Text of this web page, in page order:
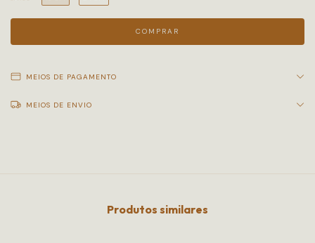
MEIOS DE PAGAMENTO
MEIOS DE ENVIO
Produtos similares